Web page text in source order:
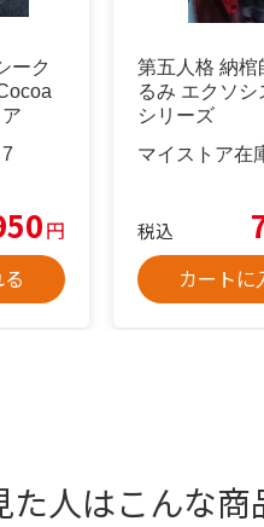
ーク
7
円
第五人格 納棺
るみ エクソシ
シリーズ
マイストア在
税込
カートに
た人はこんな